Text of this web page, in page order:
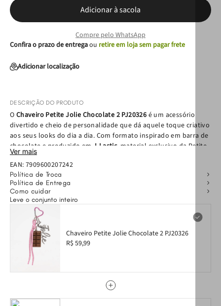
Adicionar à sacola
Compre pelo WhatsApp
Confira o prazo de entregaou retire em loja sem pagar frete
Adicionar localização
DESCRIÇÃO DO PRODUTO
O Chaveiro Petite Jolie Chocolate 2 PJ20326 é um acessório
divertido e cheio de personalidade que dá aquele toque criativo
aos seus looks do dia a dia. Com formato inspirado em barra de
chocolate e produzido em J-Lastic, material exclusivo da Petite
Jolie, ele une estilo, leveza e resistência para acompanhar seu
ritmo com praticidade e charme.
Esse modelo foi pensado especialmente como
bolsaou para as suas chaves, oferecendo um toque divertido
sem abrir mão da funcionalidade. O mosquetão metálico em
formato de coração facilita a fixação em alças, argolas e
mochilas, garantindo versatilidade no uso e permitindo que
você personalize seus acessórios favoritos.
Além de ser um item estiloso para destacar sua bolsa, ele
também dá aquele up no visual, tornando-se um detalhe que
expressa sua individualidade com um toque moderno e
descolado. Perfeito para quem busca acessórios que combinem
personalidade, funcionalidade e design atual Petite Jolie.
Ver mais
EAN: 7909600207242
Política de Troca
Política de Entrega
Como cuidar
Leve o conjunto inteiro
Chaveiro Petite Jolie Chocolate 2 PJ20326
R$ 59,99